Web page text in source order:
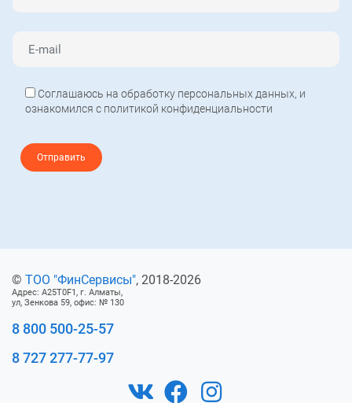
Соглашаюсь на обработку персональных данных, и
ознакомился с политикой конфиденциальности
© ТОО "ФинCeрвисы", 2018-2026
Адрес: A25T0F1, г. Алматы,
ул, Зенкова 59, офис: № 130
8 800 500-25-57
8 727 277-77-97